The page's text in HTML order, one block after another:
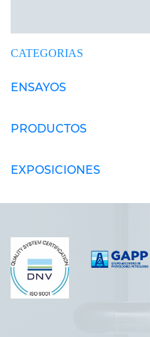
CATEGORIAS
ENSAYOS
PRODUCTOS
EXPOSICIONES